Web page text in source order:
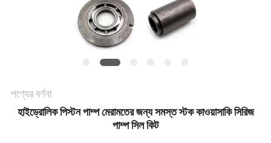
পণ্যের বর্ণনা
হাইড্রোলিক পিস্টন পাম্প মেরামতের জন্য সমস্ত স্টক কাওয়াসাকি সিরিজ
পাম্প সিল কিট